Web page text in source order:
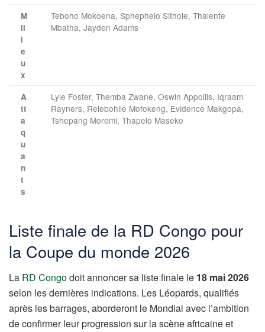
M
il
i
e
u
x
Teboho Mokoena, Sphephelo Sithole, Thalente
Mbatha, Jayden Adams
A
tt
a
q
u
a
n
t
s
Lyle Foster, Themba Zwane, Oswin Appollis, Iqraam
Rayners, Relebohile Mofokeng, Evidence Makgopa,
Tshepang Moremi, Thapelo Maseko
Liste finale de la RD Congo pour
la Coupe du monde 2026
La RD Congodoit annoncer sa liste finale le 18 mai 2026
selon les dernières indications. Les Léopards, qualifiés
après les barrages, aborderont le Mondial avec l’ambition
de confirmer leur progression sur la scène africaine et